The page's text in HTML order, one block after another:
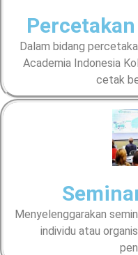
Dalam bidang
Academia Indonesia
cetak
Menyelenggarakan
individu atau